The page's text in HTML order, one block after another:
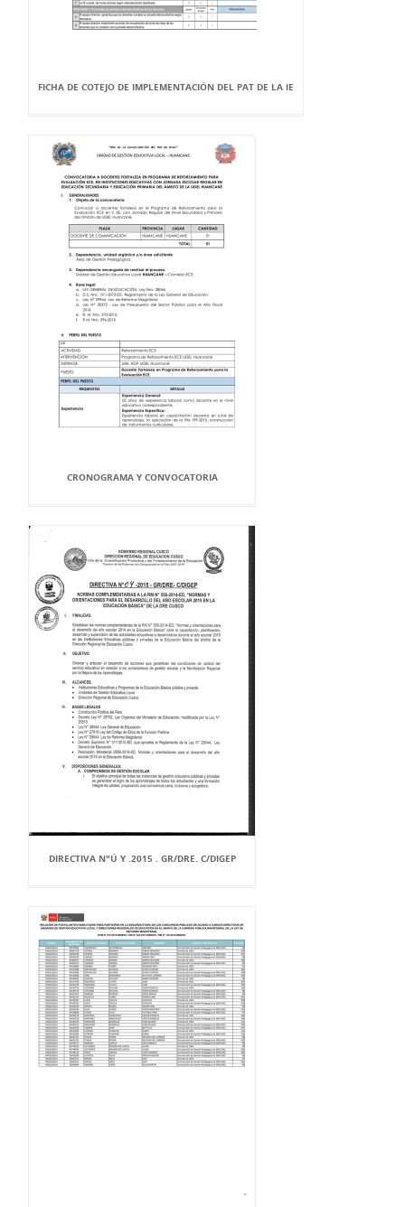
FICHA DE COTEJO DE IMPLEMENTACIÓN DEL PAT DE LA IE
CRONOGRAMA Y CONVOCATORIA
DIRECTIVA N"Ú Y .2015 . GR/DRE. C/DIGEP